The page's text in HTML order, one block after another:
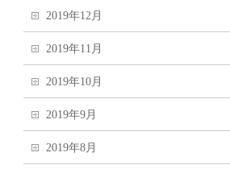
2019年12月
2019年11月
2019年10月
2019年9月
2019年8月